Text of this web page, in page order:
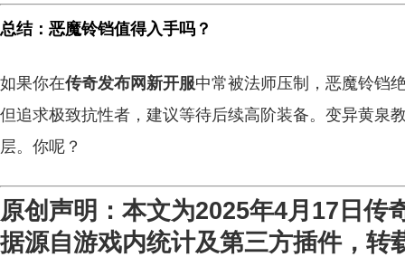
总结：恶魔铃铛值得入手吗？
如果你在传奇发布网新开服中常被法师压制，恶魔铃铛
但追求极致抗性者，建议等待后续高阶装备。变异黄泉
层。你呢？
原创声明 ：本文为2025年4月17日传
据源自游戏内统计及第三方插件，转